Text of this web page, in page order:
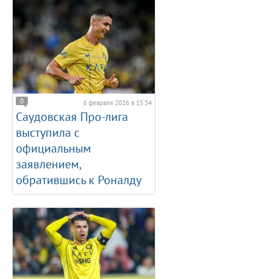
0 6 февраля 2026 в 15:34
Саудовская Про-лига
выступила с
официальным
заявлением,
обратившись к Роналду